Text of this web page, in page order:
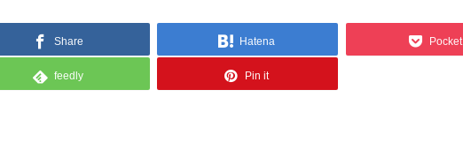
Share Hatena Pocket
feedly Pin it